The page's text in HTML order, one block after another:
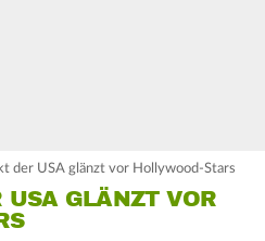
der USA glänzt vor Hollywood-Stars
USA GLÄNZT VOR